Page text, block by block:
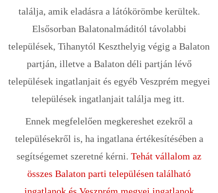
találja, amik eladásra a látókörömbe kerültek.
Elsősorban Balatonalmáditól távolabbi
települések, Tihanytól Keszthelyig végig a Balaton
partján, illetve a Balaton déli partján lévő
települések ingatlanjait és egyéb Veszprém megyei
települések ingatlanjait találja meg itt.
Ennek megfelelően megkereshet ezekről a
településekről is, ha ingatlana értékesítésében a
segítségemet szeretné kérni. Tehát vállalom az
összes Balaton parti településen található